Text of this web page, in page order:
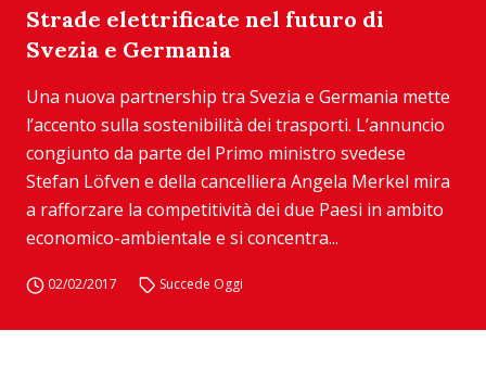
Strade elettrificate nel futuro di
Svezia e Germania
Una nuova partnership tra Svezia e Germania mette
l’accento sulla sostenibilità dei trasporti. L’annuncio
congiunto da parte del Primo ministro svedese
Stefan Löfven e della cancelliera Angela Merkel mira
a rafforzare la competitività dei due Paesi in ambito
economico-ambientale e si concentra...
02/02/2017 Succede Oggi